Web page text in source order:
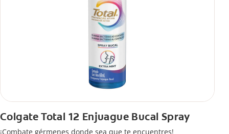
Colgate Total 12 Enjuague Bucal Spray
¡Combate gérmenes donde sea que te encuentres!